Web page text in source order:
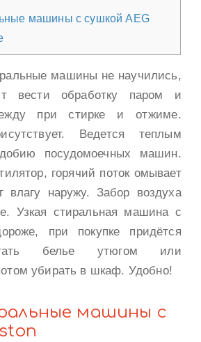
машины с сушкой AEG
машины не научились,
вести обработку паром и
при стирке и отжиме.
Ведется теплым
посудомоечных машин.
горячий поток омывает
влагу наружу. Забор воздуха
Узкая стиральная машина с
при покупке придётся
белье утюгом или
убирать в шкаф. Удобно!
машины с